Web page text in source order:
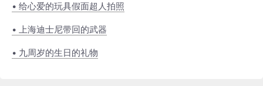
• 给心爱的玩具假面超人拍照
• 上海迪士尼带回的武器
• 九周岁的生日的礼物